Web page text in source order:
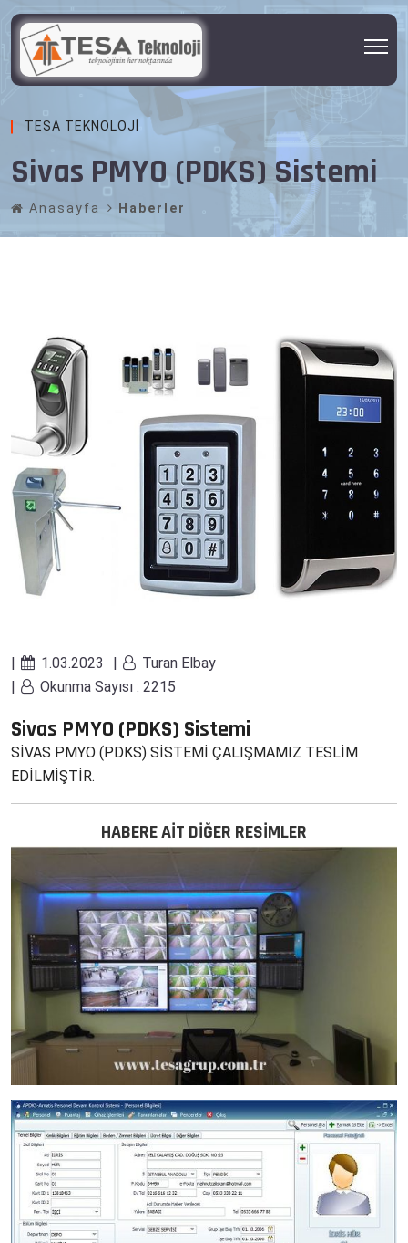
TESA TEKNOLOJI
Sivas PMYO (PDKS) Sistemi
Anasayfa Haberler
1.03.2023
Turan Elbay
Okunma Sayısı : 2215
Sivas PMYO (PDKS) Sistemi
SİVAS PMYO (PDKS) SİSTEMİ ÇALIŞMAMIZ TESLİM
EDİLMİŞTİR.
HABERE AİT DİĞER RESİMLER